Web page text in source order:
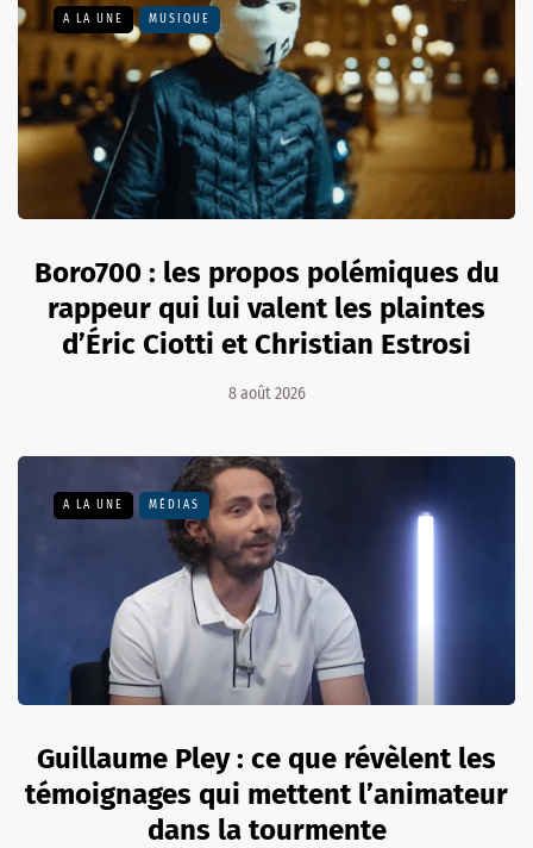
A LA UNE MUSIQUE
Boro700 : les propos polémiques du
rappeur qui lui valent les plaintes
d’Éric Ciotti et Christian Estrosi
8 août 2026
A LA UNE MÉDIAS
Guillaume Pley : ce que révèlent les
témoignages qui mettent l’animateur
dans la tourmente